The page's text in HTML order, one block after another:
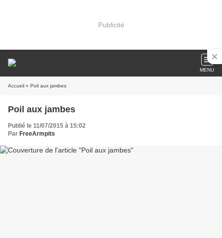
Publicité
MENU
Accueil » Poil aux jambes
Poil aux jambes
Publié le 11/07/2015 à 15:02
Par FreeArmpits